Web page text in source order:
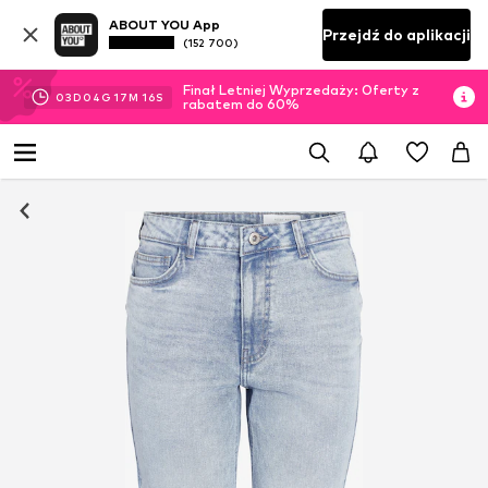
ABOUT YOU App
(152 700) Przejdź do aplikacji
03D 04 G 17M 15S
Finał Letniej Wyprzedaży: Oferty z
rabatem do 60%